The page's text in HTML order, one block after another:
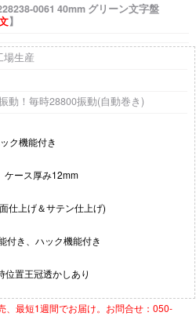
0061 40mm グリーン文字盤
】
場生産
！毎時28800振動(自動巻き)
ク機能付き
ース厚み12mm
上げ＆サテン仕上げ)
き、ハック機能付き
置王冠透かしあり
、最短1週間でお届け。お問合せ：050-